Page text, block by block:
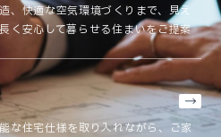
、快適な空気環境づくりまで、見え
く安心して暮らせる住まいをご提案
な住宅仕様を取り入れながら、ご家